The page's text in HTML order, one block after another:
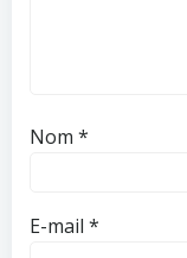
Nom *
E-mail *